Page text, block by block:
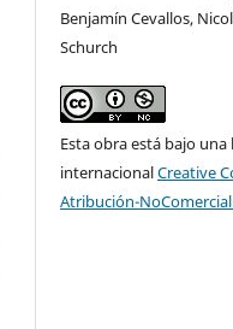
Benjamín Cevallos,
Schurch
Esta obra está bajo una
internacionalCreative
Atribución-NoComercial